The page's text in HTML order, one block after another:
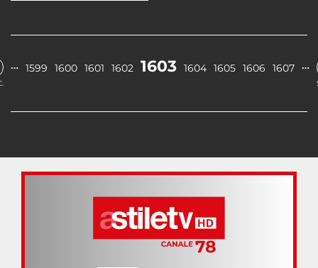
… 1599 1600 1601 1602 1603 1604 1605 1606 1607 …